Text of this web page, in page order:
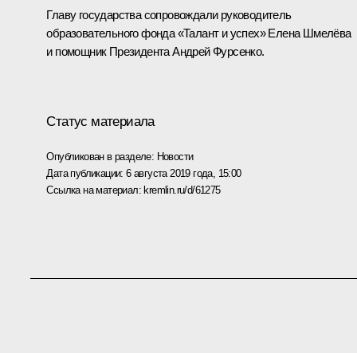
Главу государства сопровождали руководитель
образовательного фонда «Талант и успех» Елена Шмелёва
и помощник Президента Андрей Фурсенко.
Статус материала
Опубликован в разделе: Новости
Дата публикации:6 августа 2019 года, 15:00
Ссылка на материал:kremlin.ru/d/61275